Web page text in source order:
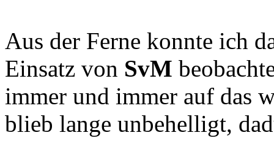
Aus der Ferne konnte ich
Einsatz von SvM
immer und immer auf das
blieb lange unbehelligt,